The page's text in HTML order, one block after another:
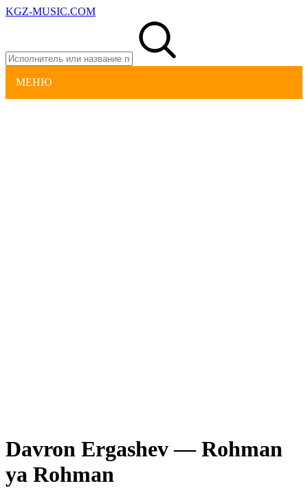
KGZ-MUSIC.COM
МЕНЮ
Davron Ergashev — Rohman
ya Rohman